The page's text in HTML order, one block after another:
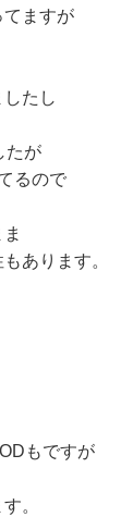
てますが
たし
たが
るので
あります。
もですが
。